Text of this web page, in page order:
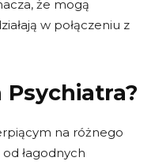
że ​​mogą
w połączeniu z
na różnego
łagodnych